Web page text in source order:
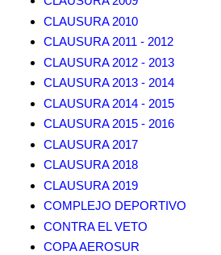
CLAUSURA 2010
CLAUSURA 2011 - 2012
CLAUSURA 2012 - 2013
CLAUSURA 2013 - 2014
CLAUSURA 2014 - 2015
CLAUSURA 2015 - 2016
CLAUSURA 2017
CLAUSURA 2018
CLAUSURA 2019
COMPLEJO DEPORTIVO
CONTRA EL VETO
COPA AEROSUR